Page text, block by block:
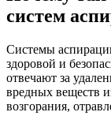
систем
Системы
здоровой и
отвечают за
вредных веществ
возгорания,